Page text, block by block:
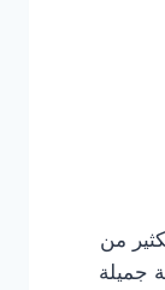
من
جميلة